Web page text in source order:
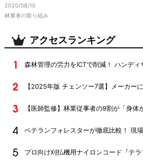
2020/08/10
林業者の取り組み
アクセスランキング
森林管理の労力をICTで削減！ ハンディ
【2025年版 チェンソー7選】メーカー
【医師監修】林業従事者の9割が「身体
ベテランフォレスターが徹底比較！ 現
プロ向け刈払機用ナイロンコード『テ